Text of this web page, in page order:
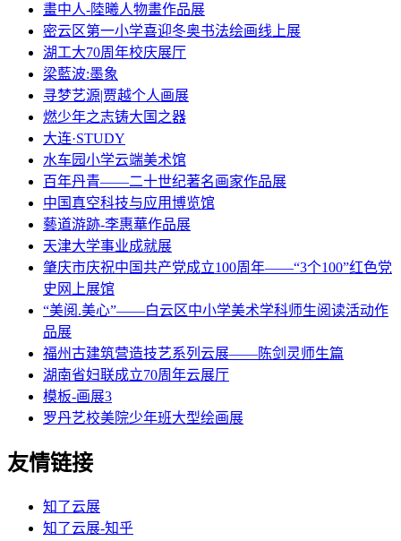
畫中人-陸曦人物畫作品展
密云区第一小学喜迎冬奥书法绘画线上展
湖工大70周年校庆展厅
梁藍波:墨象
寻梦艺源|贾越个人画展
燃少年之志铸大国之器
大连·STUDY
水车园小学云端美术馆
百年丹青——二十世纪著名画家作品展
中国真空科技与应用博览馆
藝道游跡-李惠華作品展
天津大学事业成就展
肇庆市庆祝中国共产党成立100周年——“3个100”红色党
史网上展馆
“美阅.美心”——白云区中小学美术学科师生阅读活动作
品展
福州古建筑营造技艺系列云展——陈剑灵师生篇
湖南省妇联成立70周年云展厅
模板-画展3
罗丹艺校美院少年班大型绘画展
友情链接
知了云展
知了云展-知乎